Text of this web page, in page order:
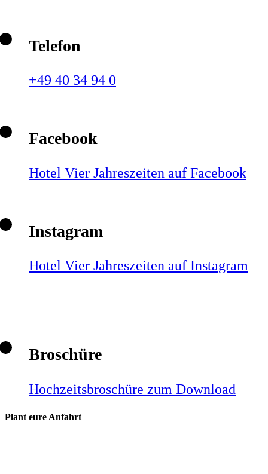
Telefon
+49 40 34 94 0
Facebook
Hotel Vier Jahreszeiten auf Facebook
Instagram
Hotel Vier Jahreszeiten auf Instagram
Broschüre
Hochzeitsbroschüre zum Download
Plant eure Anfahrt